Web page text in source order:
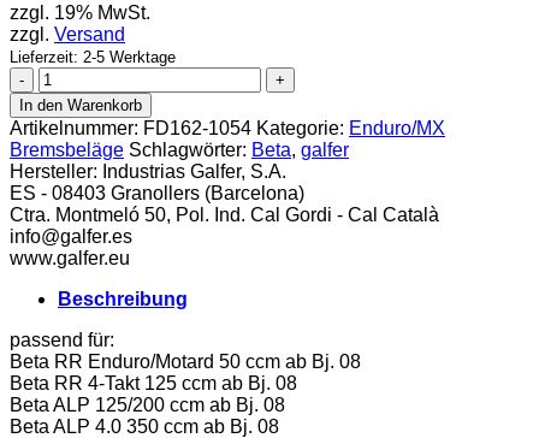
zzgl. 19% MwSt.
zzgl. Versand
Lieferzeit: 2-5 Werktage
Galfer
Bremsbelag
Semi
Metal
Beta
Alp
vorn
Menge
In den Warenkorb
Artikelnummer: FD162-1054 Kategorie: Enduro/MX
Bremsbeläge Schlagwörter: Beta, galfer
Hersteller: Industrias Galfer, S.A.
ES - 08403 Granollers (Barcelona)
Ctra. Montmeló 50, Pol. Ind. Cal Gordi - Cal Català
info@galfer.es
www.galfer.eu
Beschreibung
passend für:
Beta RR Enduro/Motard 50 ccm ab Bj. 08
Beta RR 4-Takt 125 ccm ab Bj. 08
Beta ALP 125/200 ccm ab Bj. 08
Beta ALP 4.0 350 ccm ab Bj. 08